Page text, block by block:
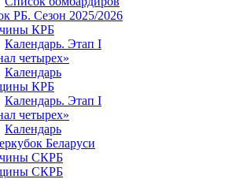
РБ. Сезон 2025/2026
КРБ
Календарь. Этап I
четырех»
Календарь
КРБ
Календарь. Этап I
четырех»
Календарь
Беларуси
СКРБ
СКРБ